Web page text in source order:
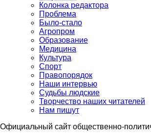
Колонка редактора
Проблема
Было-стало
Агропром
Образование
Медицина
Культура
Спорт
Правопорядок
Наши интервью
Судьбы людские
Творчество наших читателей
Нам пишут
Официальный сайт общественно-